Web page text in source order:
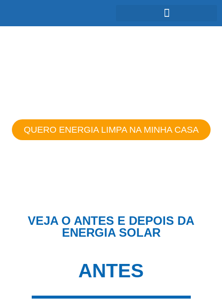
QUERO ENERGIA LIMPA NA MINHA CASA
VEJA O ANTES E DEPOIS DA
ENERGIA SOLAR
ANTES